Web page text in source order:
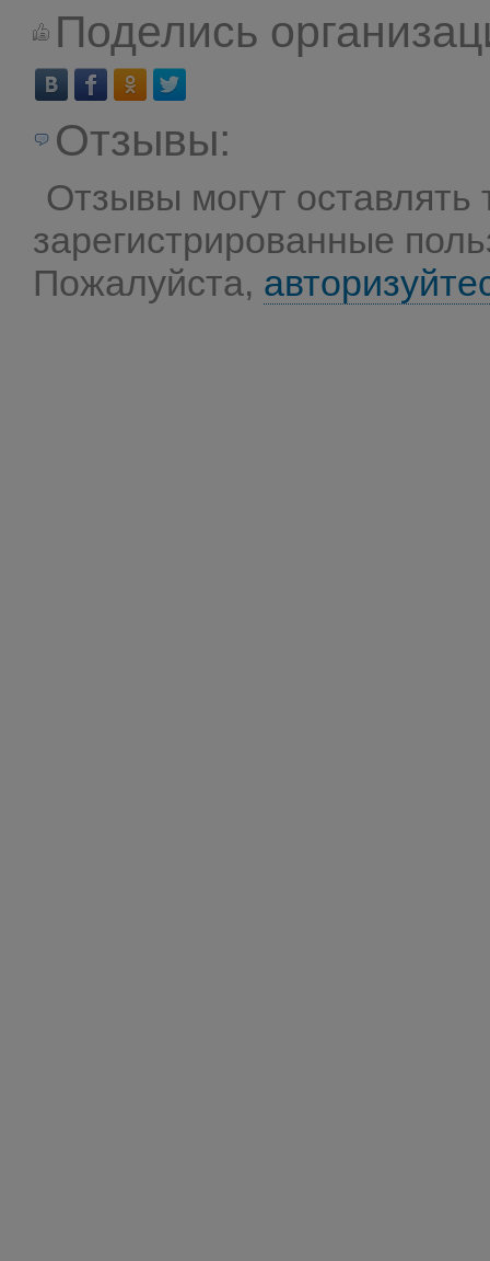
Поделись
Отзывы:
Отзывы могут оставлять
зарегистрированные
Пожалуйста,